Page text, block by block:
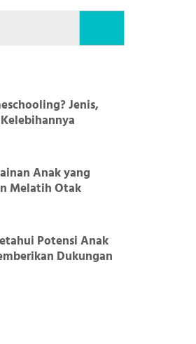
for:
Jenis,
Anak yang
Melatih Otak
Potensi Anak
Dukungan